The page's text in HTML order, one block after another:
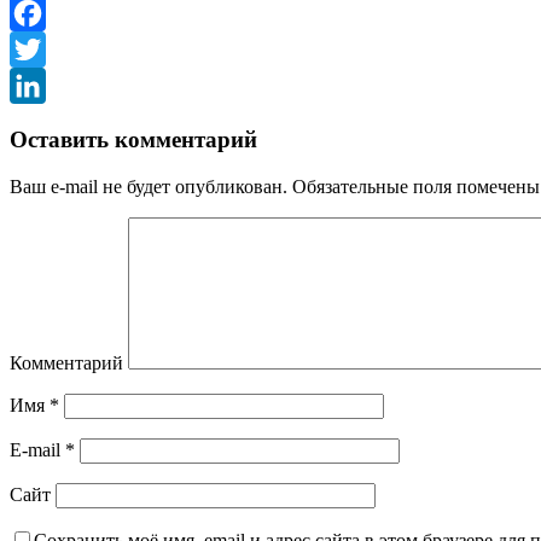
VK
Facebook
Twitter
Оставить комментарий
Ваш e-mail не будет опубликован. Обязательные поля помечены
Комментарий
Имя *
E-mail *
Сайт